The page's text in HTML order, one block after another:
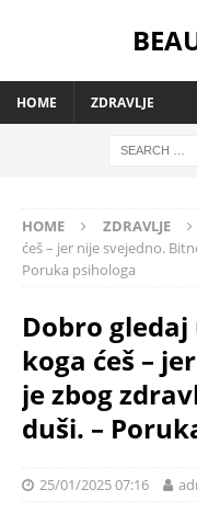
HOME ZDRAVLJE
HOME ZDRAVLJE
ćeš – jer nije svejedno.
Poruka psihologa
Dobro gledaj
koga ćeš –
je zbog
duši. –
25/01/2025 07:16